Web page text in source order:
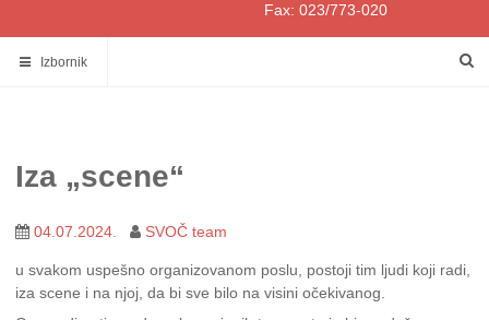
Fax: 023/773-020
Izbornik
Iza „scene“
04.07.2024. SVOČ team
u svakom uspešno organizovanom poslu, postoji tim ljudi koji radi,
iza scene i na njoj, da bi sve bilo na visini očekivanog.